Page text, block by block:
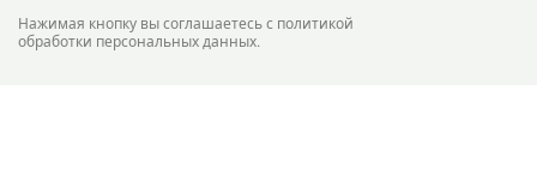
Нажимая кнопку вы соглашаетесь с политикой
обработки персональных данных.